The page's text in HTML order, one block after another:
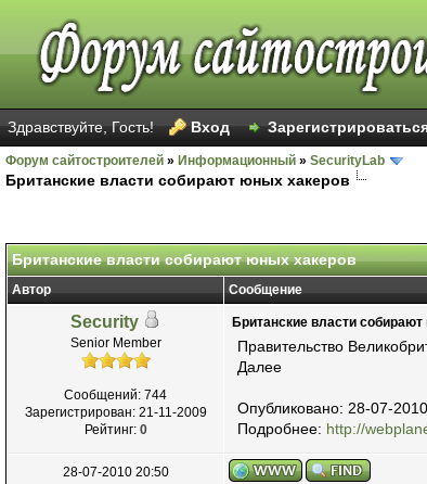
Здравствуйте, Гость! Вход
Форум сайтостроителей » Информационный » SecurityLab
Британские власти собирают юных хакеров
Британские власти собирают юных хакеров
Автор Сообщение
Security
Senior Member
Сообщений: 744
Зарегистрирован: 21-11-2009
Рейтинг: 0
Британские власти
Правительство
Далее
Опубликовано: 28-07-2010
Подробнее: http://
28-07-2010 20:50